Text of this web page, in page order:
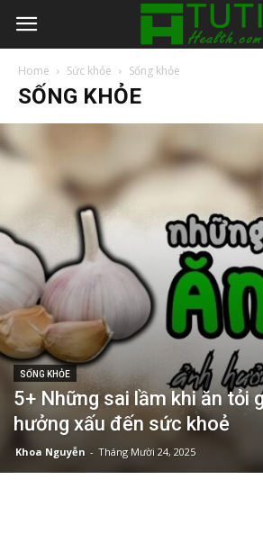
Home Sức khỏe Sống khỏe
SỐNG KHỎE
SỐNG KHỎE
5+ Những sai lầm khi ăn tỏi
hưởng xấu đến sức khoẻ
Khoa Nguyễn - Tháng Mười 24, 2025